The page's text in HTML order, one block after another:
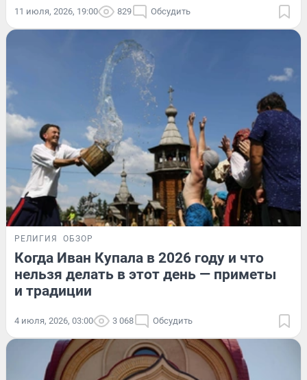
11 июля, 2026, 19:00 829 Обсудить
РЕЛИГИЯ ОБЗОР
Когда Иван Купала в 2026 году и что
нельзя делать в этот день — приметы
и традиции
4 июля, 2026, 03:00 3 068 Обсудить